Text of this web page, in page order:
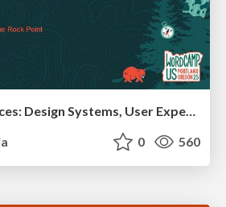
Building Experiences: Design Systems, User Experience, and Full Site Editing
0 560